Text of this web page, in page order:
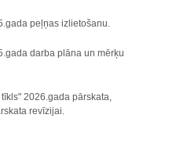
peļņas izlietošanu.
darba plāna un mērķu
2026.gada pārskata,
revīzijai.